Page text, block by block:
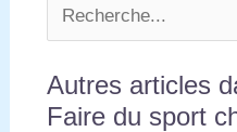
Autres articles
Faire du sport